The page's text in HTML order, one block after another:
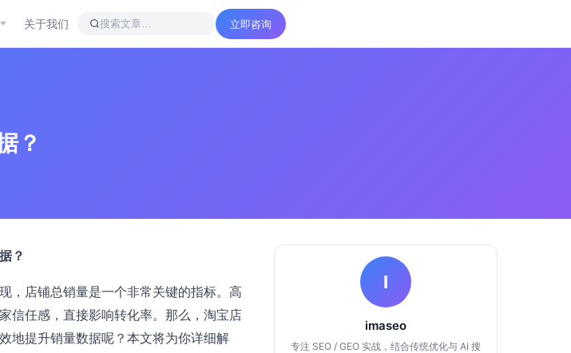
关于我们 立即咨询
？
？
，店铺总销量是一个非常关键的指标。高
信任感，直接影响转化率。那么，淘宝店
地提升销量数据呢？本文将为你详细解
I
imaseo
专注 SEO / GEO 实战，结合传统优化与 AI 搜